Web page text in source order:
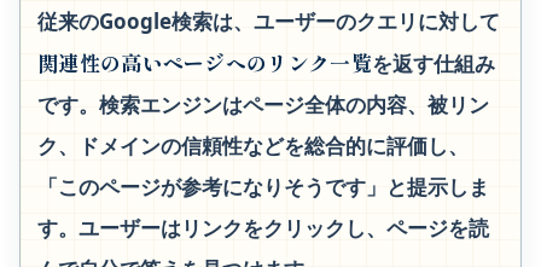
従来のGoogle検索は、ユーザーのクエリに対して
関連性の高いページへのリンク一覧を返す仕組み
です。検索エンジンはページ全体の内容、被リン
ク、ドメインの信頼性などを総合的に評価し、
「このページが参考になりそうです」と提示しま
す。ユーザーはリンクをクリックし、ページを読